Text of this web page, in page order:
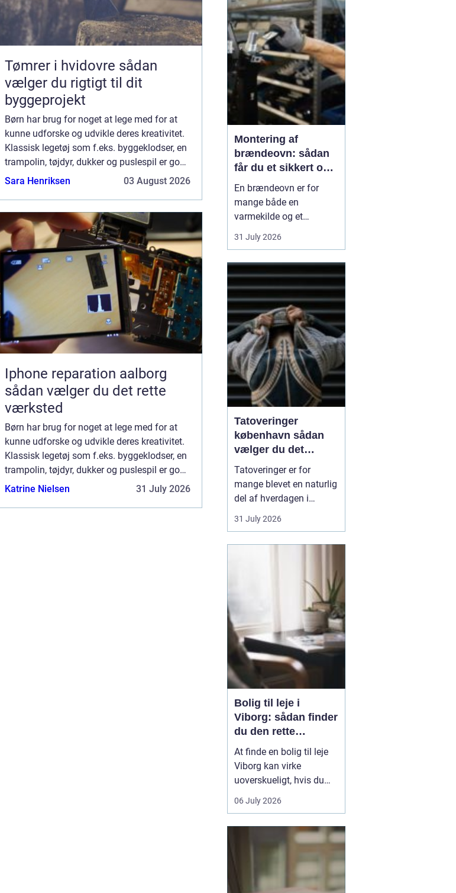
Tømrer i hvidovre sådan
vælger du rigtigt til dit
byggeprojekt
Børn har brug for noget at lege med for at
kunne udforske og udvikle deres kreativitet.
Klassisk legetøj som f.eks. byggeklodser, en
trampolin, tøjdyr, dukker og puslespil er godt
til yngre børn. Når de bliver ældre, vil de
Sara Henriksen 03 August 2026
Iphone reparation aalborg
sådan vælger du det rette
værksted
Børn har brug for noget at lege med for at
kunne udforske og udvikle deres kreativitet.
Klassisk legetøj som f.eks. byggeklodser, en
trampolin, tøjdyr, dukker og puslespil er godt
til yngre børn. Når de bliver ældre, vil de
Katrine Nielsen 31 July 2026
For mange i Aalborg er
mobilen helt central i
både arbejde, studie og
hverdag. Derfor
Montering af
brændeovn: sådan
får du et sikkert og
smukt resultat
En brændeovn er for
mange både en
varmekilde og et
samlingspunkt i
hjemmet. Flammerne
mærkes i hele rummet.
Men montering af
brændeovn er ikke noget,
man bør kaste sig ud i
uden viden og
planl&ae...
31 July 2026
Tatoveringer
københavn sådan
vælger du det
rigtige studie
Tatoveringer er for
mange blevet en naturlig
del af hverdagen i
København. Byen er fyldt
med dygtige artister,
spænder vidt. Når man
31 July 2026
Bolig til leje i
Viborg: sådan finder
du den rette
lejlighed
At finde en bolig til leje
Viborg kan virke
uoverskueligt, hvis du
ikke kender byen eller det
lokale boligmarked. Der
priserne varierer, og
områderne har hver
deres særpræg. Med en
klar plan, lidt viden om
06 July 2026